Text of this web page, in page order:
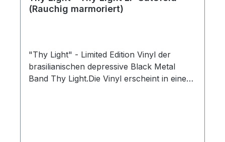
(Rauchig marmoriert)
"Thy Light" - Limited Edition Vinyl der
brasilianischen depressive Black Metal
Band Thy Light.Die Vinyl erscheint in einem